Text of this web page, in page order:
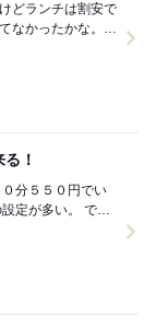
どランチは割安で
なかったかな。
！